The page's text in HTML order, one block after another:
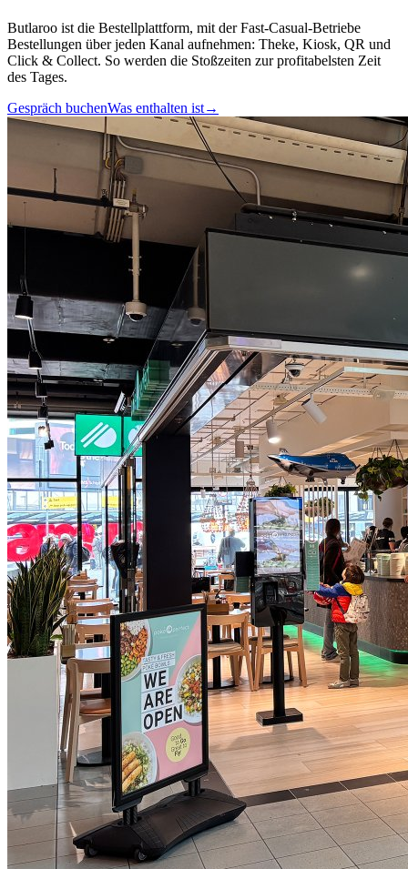
Butlaroo ist die Bestellplattform, mit der Fast-Casual-Betriebe
Bestellungen über jeden Kanal aufnehmen: Theke, Kiosk, QR und
Click & Collect. So werden die Stoßzeiten zur profitabelsten Zeit
des Tages.
Gespräch buchenWas enthalten ist→